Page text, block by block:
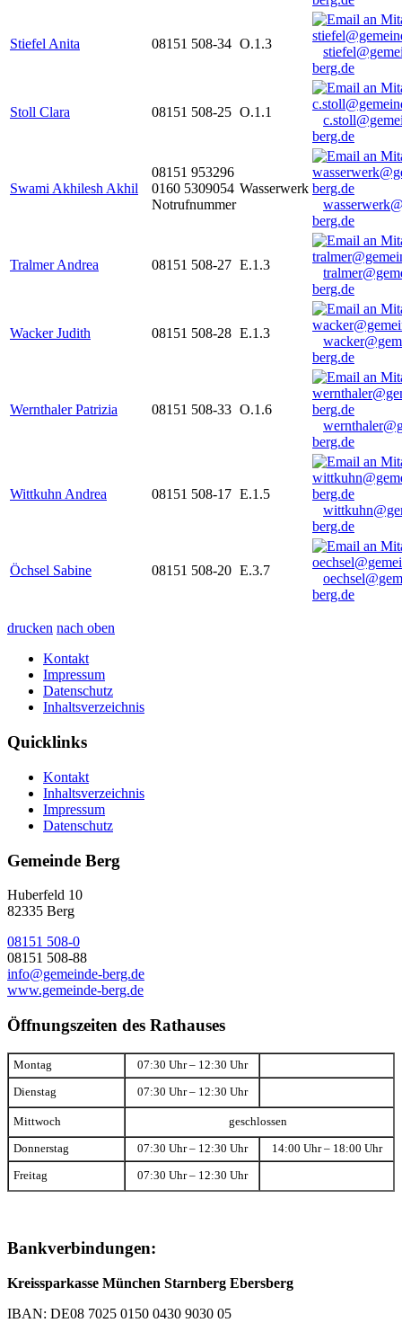
Stiefel Anita 08151 508-34 O.1.3
berg.de
Stoll Clara 08151 508-25 O.1.1
berg.de
Swami Akhilesh Akhil
08151 953296
0160 5309054
Notrufnummer
Wasserwerk
berg.de
Tralmer Andrea 08151 508-27 E.1.3
berg.de
Wacker Judith 08151 508-28 E.1.3
berg.de
Wernthaler Patrizia 08151 508-33 O.1.6
berg.de
Wittkuhn Andrea 08151 508-17 E.1.5
berg.de
Öchsel Sabine 08151 508-20 E.3.7
berg.de
drucken nach oben
Kontakt
Impressum
Datenschutz
Inhaltsverzeichnis
Quicklinks
Kontakt
Inhaltsverzeichnis
Impressum
Datenschutz
Gemeinde Berg
Huberfeld 10
82335 Berg
08151 508-0
08151 508-88
info@gemeinde-berg.de
www.gemeinde-berg.de
Öffnungszeiten des Rathauses
Montag 07:30 Uhr – 12:30 Uhr
Dienstag 07:30 Uhr – 12:30 Uhr
Mittwoch geschlossen
Donnerstag 07:30 Uhr – 12:30 Uhr 14:00 Uhr – 18:00 Uhr
Freitag 07:30 Uhr – 12:30 Uhr
Bankverbindungen:
Kreissparkasse München Starnberg Ebersberg
IBAN: DE08 7025 0150 0430 9030 05